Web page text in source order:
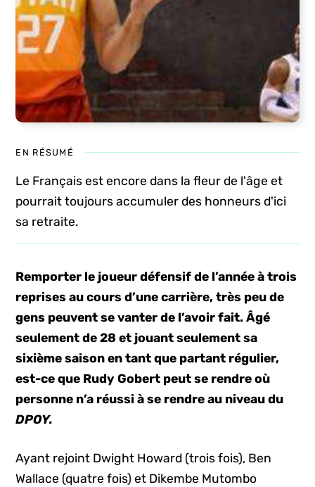
EN RÉSUMÉ
Le Français est encore dans la fleur de l'âge et
pourrait toujours accumuler des honneurs d'ici
sa retraite.
Remporter le joueur défensif de l’année à trois
reprises au cours d’une carrière, très peu de
gens peuvent se vanter de l’avoir fait. Âgé
seulement de 28 et jouant seulement sa
sixième saison en tant que partant régulier,
est-ce que Rudy Gobert peut se rendre où
personne n’a réussi à se rendre au niveau du
DPOY.
Ayant rejoint Dwight Howard (trois fois), Ben
Wallace (quatre fois) et Dikembe Mutombo